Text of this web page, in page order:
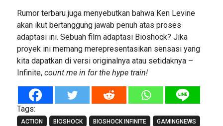
Rumor terbaru juga menyebutkan bahwa Ken Levine
akan ikut bertanggung jawab penuh atas proses
adaptasi ini. Sebuah film adaptasi Bioshock? Jika
proyek ini memang merepresentasikan sensasi yang
kita dapatkan di versi originalnya atau setidaknya –
Infinite, count me in for the hype train!
Tags:
ACTION BIOSHOCK BIOSHOCK INFINITE GAMINGNEWS